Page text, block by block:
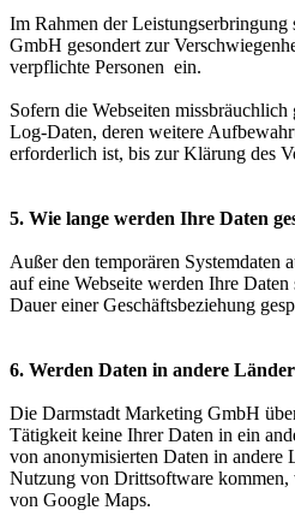
Im Rahmen der
GmbH gesondert zur
verpflichte Personen ein.
Sofern die Webseiten
Log-Daten, deren weitere
erforderlich ist, bis zur Klärung des
5. Wie lange werden Ihre Daten
Außer den temporären Systemdaten
auf eine Webseite werden Ihre
Dauer einer Geschäftsbeziehung
6. Werden Daten in andere
Die Darmstadt Marketing GmbH
Tätigkeit keine Ihrer Daten in ein
von anonymisierten Daten in andere
Nutzung von Drittsoftware
von Google Maps.